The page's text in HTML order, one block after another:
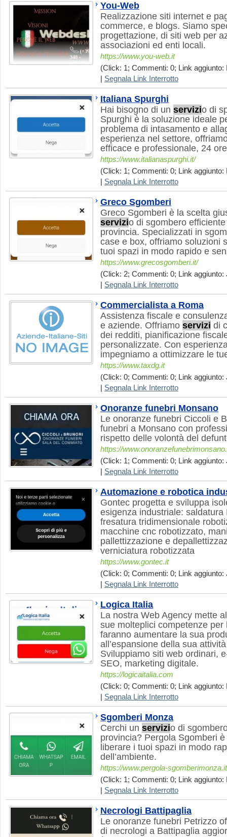
You-Web
Realizzazione siti internet e
commerce, e blogs. Siamo
progettazione, di siti web per
associazioni ed enti locali.
https://www.you-web.it
(Click: 1; Commenti: 0; Link aggiunto:
Segnala Link Interrotto
Italiana Spurghi
Hai bisogno di un servizio di
Spurghi è la soluzione ideale
problema di intasamento e
esperienza nel settore,
efficace e professionale, 24
https://www.italianaspurghi.it/
(Click: 1; Commenti: 0; Link aggiunto:
Segnala Link Interrotto
Greco Sgomberi
Greco Sgomberi è la scelta
servizio di sgombero
provincia. Specializzati in
case e box, offriamo soluzioni
tuoi spazi in modo rapido e
https://www.grecosgomberi.it/
(Click: 2; Commenti: 0; Link aggiunto:
Segnala Link Interrotto
Commercialista a Roma
Assistenza fiscale e
e aziende. Offriamo servizi di
dei redditi, pianificazione
personalizzate. Con
impegniamo a ottimizzare le
https://www.taxdg.it
(Click: 0; Commenti: 0; Link aggiunto:
Segnala Link Interrotto
Onoranze funebri Monsano
Le onoranze funebri Ciccoli e
funebri a Monsano con
rispetto delle volontà del
https://
(Click: 1; Commenti: 0; Link aggiunto:
Segnala Link Interrotto
Automazione e robotica
Gontec progetta e sviluppa
esigenza industriale:
fresatura tridimensionale
macchine cnc robotizzato,
pallettizzazione e
verniciatura robotizzata
https://www.gontec.it
(Click: 0; Commenti: 0; Link aggiunto:
Segnala Link Interrotto
Logica Italia
La nostra Web Agency mette
sue molteplici competenze
faranno aumentare la sua
all’espansione della sua
Sviluppiamo siti web ordinari,
SEO, marketing digitale.
https://logicaitalia.com
(Click: 0; Commenti: 0; Link aggiunto:
Segnala Link Interrotto
Sgomberi Monza
Cerchi un servizio di
provincia? Pergola Sgomberi
liberare i tuoi spazi in modo
dell’ambiente.
https://www.pergola-
(Click: 1; Commenti: 0; Link aggiunto:
Segnala Link Interrotto
Necrologi Battipaglia
Le onoranze funebri Petrizzo
di necrologi a Battipaglia